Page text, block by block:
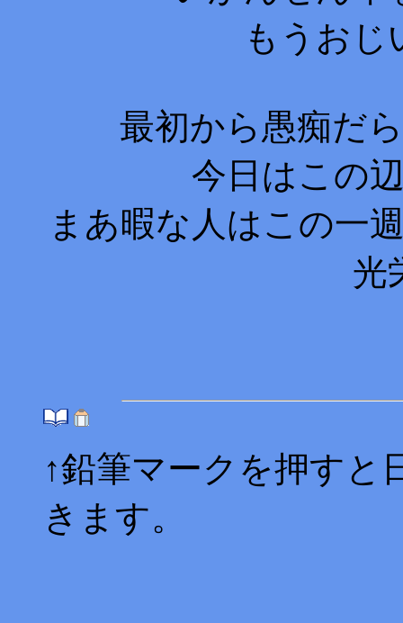
もうおじ
最初から愚痴だ
今日はこの
まあ暇な人はこの一
光
↑鉛筆マークを押すと
きます。